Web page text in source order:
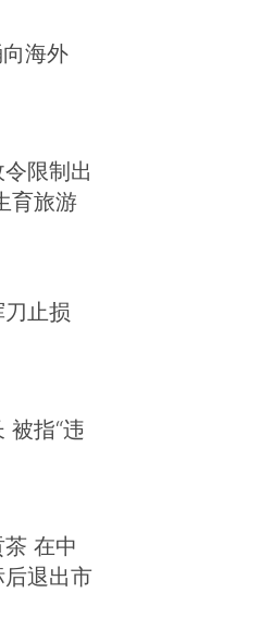
海外
限制出
育旅游
刀止损
被指“违
在中
退出市